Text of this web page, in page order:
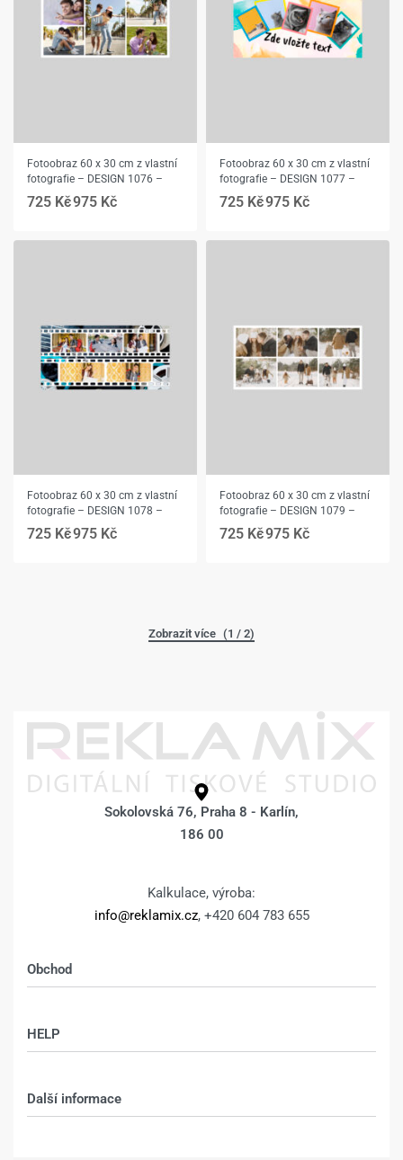
Fotoobraz 60 x 30 cm z vlastní
fotografie – DESIGN 1076 –
725 Kč975 Kč
Fotoobraz 60 x 30 cm z vlastní
fotografie – DESIGN 1077 –
725 Kč975 Kč
Fotoobraz 60 x 30 cm z vlastní
fotografie – DESIGN 1078 –
725 Kč975 Kč
Fotoobraz 60 x 30 cm z vlastní
fotografie – DESIGN 1079 –
725 Kč975 Kč
(1 / 2)
Sokolovská 76, Praha 8 - Karlín,
186 00
Kalkulace, výroba:
info@reklamix.cz, +420 604 783 655
Obchod
HELP
Další informace